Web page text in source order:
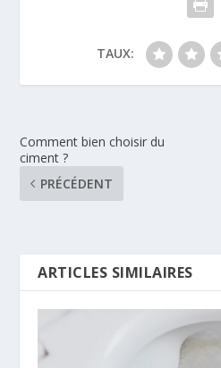
TAUX:
Comment bien choisir du
ciment ?
PRÉCÉDENT
ARTICLES SIMILAIRES